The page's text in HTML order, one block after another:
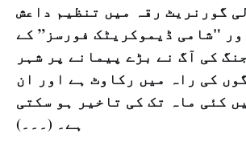
گورنریٹ رقہ میں تنظیم داعش
"شامی ڈیموکریٹک فورسز” کے
کی آگ نے بڑے پیمانے پر شہر
کی راہ میں رکاوٹ ہے اور ان
کئی ماہ تک کی تاخیر ہو سکتی
ہے۔ (۔۔۔)